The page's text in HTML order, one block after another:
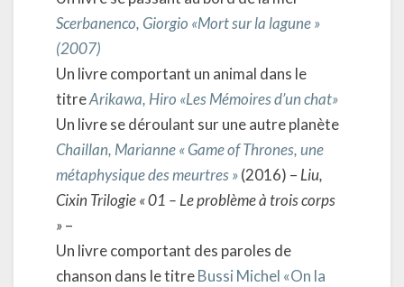
Scerbanenco, Giorgio «Mort sur la lagune »
(2007)
Un livre comportant un animal dans le
titreArikawa, Hiro «Les Mémoires d’un chat»
Un livre se déroulant sur une autre planète
Chaillan, Marianne « Game of Thrones, une
métaphysique des meurtres »(2016) – Liu,
Cixin Trilogie « 01 – Le problème à trois corps
»–
Un livre comportant des paroles de
chanson dans le titreBussi Michel «On la